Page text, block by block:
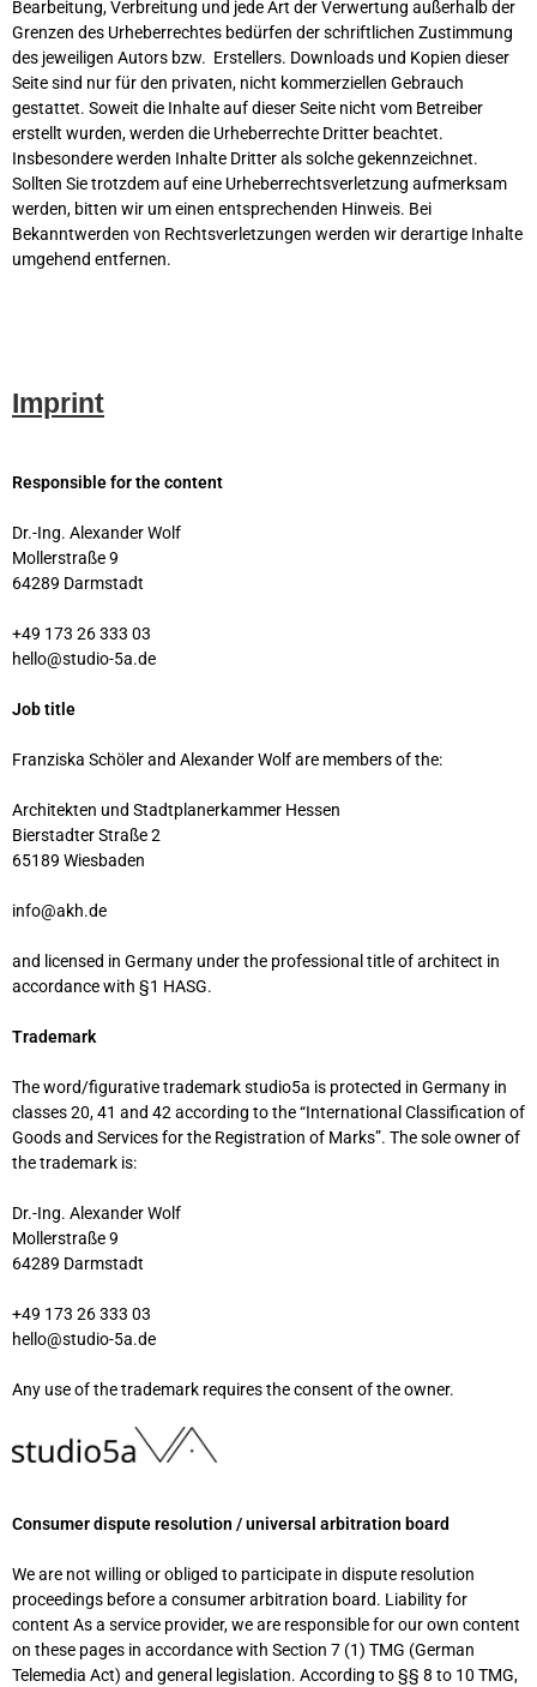
Bearbeitung, Verbreitung und jede Art der Verwertung außerhalb der
Grenzen des Urheberrechtes bedürfen der schriftlichen Zustimmung
des jeweiligen Autors bzw. Erstellers. Downloads und Kopien dieser
Seite sind nur für den privaten, nicht kommerziellen Gebrauch
gestattet. Soweit die Inhalte auf dieser Seite nicht vom Betreiber
erstellt wurden, werden die Urheberrechte Dritter beachtet.
Insbesondere werden Inhalte Dritter als solche gekennzeichnet.
Sollten Sie trotzdem auf eine Urheberrechtsverletzung aufmerksam
werden, bitten wir um einen entsprechenden Hinweis. Bei
Bekanntwerden von Rechtsverletzungen werden wir derartige Inhalte
umgehend entfernen.
Imprint
Responsible for the content
Dr.-Ing. Alexander Wolf
Mollerstraße 9
64289 Darmstadt
+49 173 26 333 03
hello@studio-5a.de
Job title
Franziska Schöler and Alexander Wolf are members of the:
Architekten und Stadtplanerkammer Hessen
Bierstadter Straße 2
65189 Wiesbaden
info@akh.de
and licensed in Germany under the professional title of architect in
accordance with §1 HASG.
Trademark
The word/figurative trademark studio5a is protected in Germany in
classes 20, 41 and 42 according to the “International Classification of
Goods and Services for the Registration of Marks”. The sole owner of
the trademark is:
Dr.-Ing. Alexander Wolf
Mollerstraße 9
64289 Darmstadt
+49 173 26 333 03
hello@studio-5a.de
Any use of the trademark requires the consent of the owner.
Consumer dispute resolution / universal arbitration board
We are not willing or obliged to participate in dispute resolution
proceedings before a consumer arbitration board. Liability for
content As a service provider, we are responsible for our own content
on these pages in accordance with Section 7 (1) TMG (German
Telemedia Act) and general legislation. According to §§ 8 to 10 TMG,